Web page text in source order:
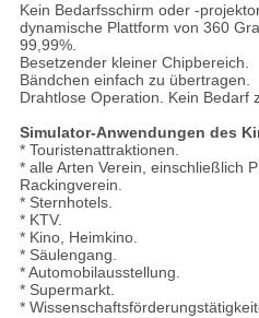
Kein Bedarfsschirm oder -
dynamische Plattform von 360
99,99%.
Besetzender kleiner Chipbereich.
Bändchen einfach zu übertragen.
Drahtlose Operation. Kein Bedarf
Simulator-Anwendungen des
* Touristenattraktionen.
* alle Arten Verein, einschließlich
Rackingverein.
* Sternhotels.
* KTV.
* Kino, Heimkino.
* Säulengang.
* Automobilausstellung.
* Supermarkt.
*